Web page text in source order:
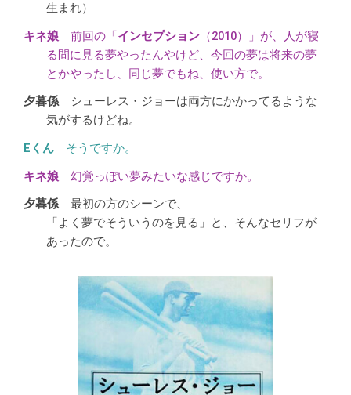
生まれ）
前回の「インセプション （2010）」が、人が寝
る間に見る夢やったんやけど、今回の夢は将来の夢
とかやったし、同じ夢でもね、使い方で。
シューレス・ジョーは両方にかかってるような
気がするけどね。
そうですか。
幻覚っぽい夢みたいな感じですか。
最初の方のシーンで、
「よく夢でそういうのを見る」と、そんなセリフが
あったので。